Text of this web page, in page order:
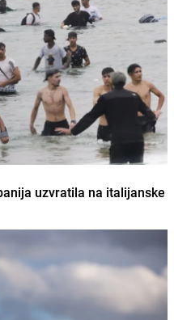
uzvratila na italijanske